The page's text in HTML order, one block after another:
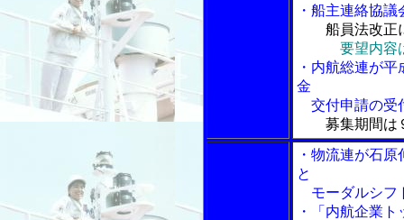
・船主連絡協
船員法改正
要望内容
・内航総連が
金
交付申請の受
募集期間は
・物流連が石
と
モーダルシフ
・「内航企業